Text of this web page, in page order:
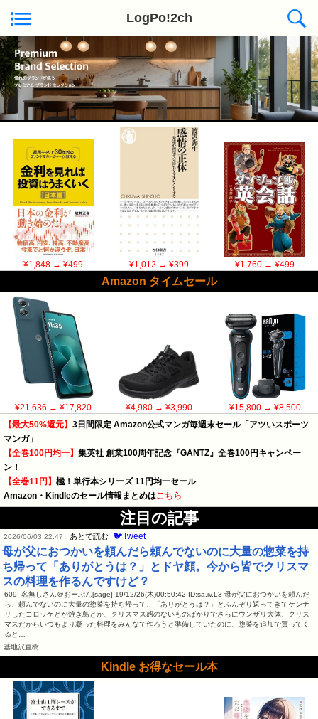
LogPo!2ch
Kindle日替わりセール ◆本日50冊が対象
¥1,848→ ¥499 ¥1,012→ ¥399 ¥1,760→ ¥499
Amazon タイムセール
¥21,636→ ¥17,820 ¥4,980→ ¥3,990 ¥15,800→ ¥8,500
【最大50%還元】 3日間限定 Amazon公式マンガ毎週末セール「アツいスポーツ
マンガ」
【全巻100円均一】 集英社 創業100周年記念『GANTZ』全巻100円キャンペー
ン！
【全巻11円】 極！単行本シリーズ 11円均一セール
Amazon・Kindleのセール情報まとめはこちら
注目の記事
2026/06/03 22:47 あとで読む 🐦Tweet
母が父におつかいを頼んだら頼んでないのに大量の惣菜を持
ち帰って「ありがとうは？」とドヤ顔。今から皆でクリスマ
スの料理を作るんですけど？
609: 名無しさん＠おーぷん[sage] 19/12/26(木)00:50:42 ID:sa.iv.L3 母が父におつかいを頼んだ
ら、頼んでないのに大量の惣菜を持ち帰って、「ありがとうは？」とふんぞり返ってきてゲンナ
リしたコロッケとか焼き鳥とか、クリスマス感のないものばかりでさらにウンザリ大体、クリス
マスだからいつもより凝った料理をみんなで作ろうと準備していたのに、惣菜を追加で買ってく
ると…
基地沢直樹
Kindle お得なセール本